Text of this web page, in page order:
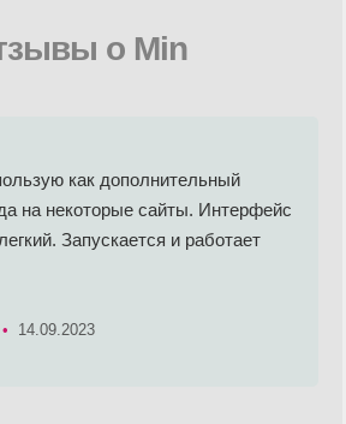
о Min
как дополнительный
на некоторые сайты. Интерфейс
Запускается и работает
• 14.09.2023